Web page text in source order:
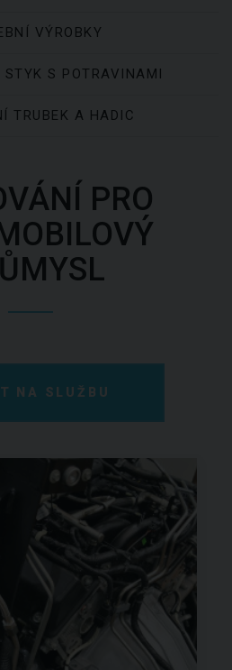
VÝROBKY
STYK S POTRAVINAMI
TRUBEK A HADIC
PRO
NA SLUŽBU